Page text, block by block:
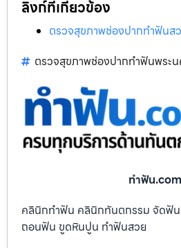
ลิงก์ที่เกี่ยวข้อง
ตรวจสุขภาพช่องปากทำฟันส
ตรวจสุขภาพช่องปากทำฟันพระ
ทําฟัน.com
คลินิกทำฟัน คลินิกทันตกรรม จัดฟั
ถอนฟัน ขูดหินปูน ทำฟันสวย